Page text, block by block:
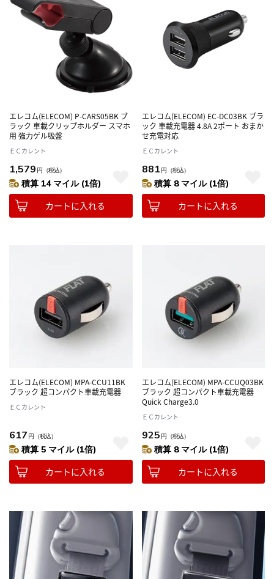
エレコム(ELECOM) P-CARS05BK ブ
ラック 車載クリップホルダー スマホ
用 強力ゲル吸盤
ＥＣカレント
1,579 円 （税込）
積算 14 マイル (1倍)
カートに入れる
エレコム(ELECOM) EC-DC03BK ブラ
ック 車載充電器 4.8A 2ポート おまか
せ充電対応
ＥＣカレント
881 円 （税込）
積算 8 マイル (1倍)
カートに入れる
エレコム(ELECOM) MPA-CCU11BK
ブラック 超コンパクト車載充電器
ＥＣカレント
617 円 （税込）
積算 5 マイル (1倍)
カートに入れる
エレコム(ELECOM) MPA-CCUQ03BK
ブラック 超コンパクト車載充電器
Quick Charge3.0
ＥＣカレント
925 円 （税込）
積算 8 マイル (1倍)
カートに入れる